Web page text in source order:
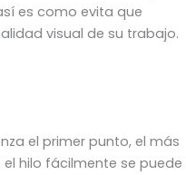
es como evita que
visual de su trabajo.
el primer punto, el más
hilo fácilmente se puede